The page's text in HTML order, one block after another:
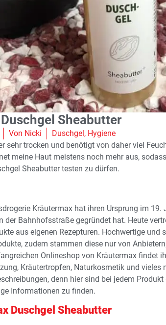
Sheabutter
Von Nicki Duschgel , Hygiene
sehr trocken und benötigt von daher viel
meine Haut meistens noch mehr aus,
Sheabutter testen zu dürfen.
Kräutermax hat ihren Ursprung im
der Bahnhofsstraße gegründet hat. Heute
aus eigenen Rezepturen. Hochwertige
zudem stammen diese nur von
Onlineshop von Kräutermax findet
Kräutertropfen, Naturkosmetik und vieles
denn hier sind bei jedem
Informationen zu finden.
Duschgel Sheabutter